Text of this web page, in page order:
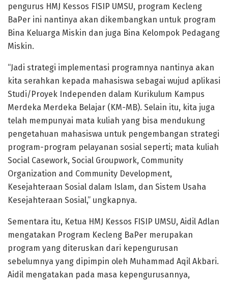
pengurus HMJ Kessos FISIP UMSU, program Kecleng
BaPer ini nantinya akan dikembangkan untuk program
Bina Keluarga Miskin dan juga Bina Kelompok Pedagang
Miskin.
“Jadi strategi implementasi programnya nantinya akan
kita serahkan kepada mahasiswa sebagai wujud aplikasi
Studi/Proyek Independen dalam Kurikulum Kampus
Merdeka Merdeka Belajar (KM-MB). Selain itu, kita juga
telah mempunyai mata kuliah yang bisa mendukung
pengetahuan mahasiswa untuk pengembangan strategi
program-program pelayanan sosial seperti; mata kuliah
Social Casework, Social Groupwork, Community
Organization and Community Development,
Kesejahteraan Sosial dalam Islam, dan Sistem Usaha
Kesejahteraan Sosial,” ungkapnya.
Sementara itu, Ketua HMJ Kessos FISIP UMSU, Aidil Adlan
mengatakan Program Kecleng BaPer merupakan
program yang diteruskan dari kepengurusan
sebelumnya yang dipimpin oleh Muhammad Aqil Akbari.
Aidil mengatakan pada masa kepengurusannya,